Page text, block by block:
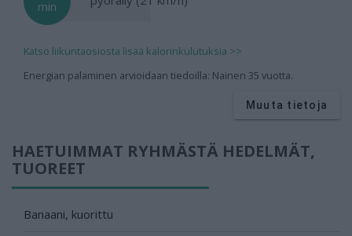
min
Katso liikuntaosiosta lisää kalorinkulutuksia >>
Energian palaminen arvioidaan tiedoilla: Nainen 35 vuotta.
Muuta tietoja
HAETUIMMAT RYHMÄSTÄ HEDELMÄT,
TUOREET
Banaani, kuorittu